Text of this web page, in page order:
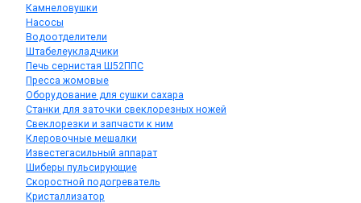
Камнеловушки
Насосы
Водоотделители
Штабелеукладчики
Печь сернистая Ш52ППС
Пресса жомовые
Оборудование для сушки сахара
Станки для заточки свеклорезных ножей
Свеклорезки и запчасти к ним
Клеровочные мешалки
Известегасильный аппарат
Шиберы пульсирующие
Скоростной подогреватель
Кристаллизатор